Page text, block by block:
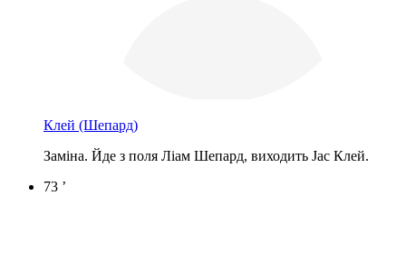
Клей (Шепард)
Заміна. Йде з поля Ліам Шепард, виходить Jac Клей.
73 ’